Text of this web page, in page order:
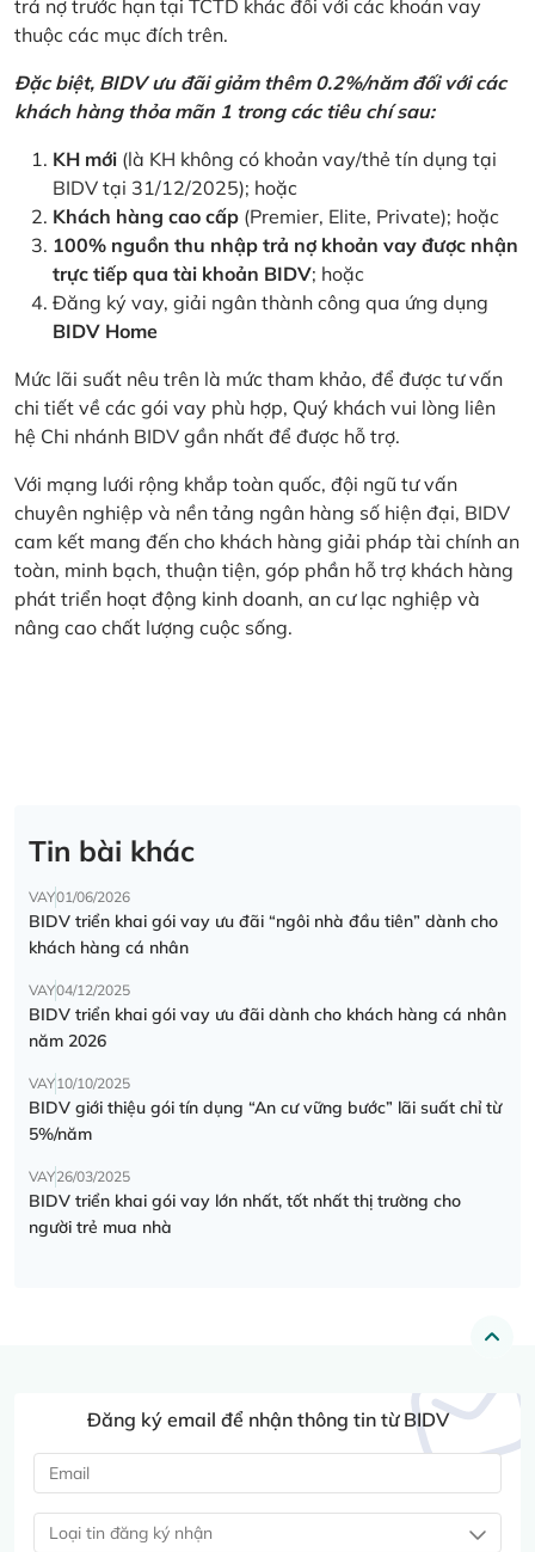
trả nợ trước hạn tại TCTD khác đối với các khoản vay
thuộc các mục đích trên.
Đặc biệt, BIDV ưu đãi giảm thêm 0.2%/năm đối với các
khách hàng thỏa mãn 1 trong các tiêu chí sau:
KH mới (là KH không có khoản vay/thẻ tín dụng tại
BIDV tại 31/12/2025); hoặc
Khách hàng cao cấp (Premier, Elite, Private); hoặc
100% nguồn thu nhập trả nợ khoản vay được nhận
trực tiếp qua tài khoản BIDV; hoặc
Đăng ký vay, giải ngân thành công qua ứng dụng
BIDV Home
Mức lãi suất nêu trên là mức tham khảo, để được tư vấn
chi tiết về các gói vay phù hợp, Quý khách vui lòng liên
hệ Chi nhánh BIDV gần nhất để được hỗ trợ.
Với mạng lưới rộng khắp toàn quốc, đội ngũ tư vấn
chuyên nghiệp và nền tảng ngân hàng số hiện đại, BIDV
cam kết mang đến cho khách hàng giải pháp tài chính an
toàn, minh bạch, thuận tiện, góp phần hỗ trợ khách hàng
phát triển hoạt động kinh doanh, an cư lạc nghiệp và
nâng cao chất lượng cuộc sống.
Tin bài khác
VAY01/06/2026
BIDV triển khai gói vay ưu đãi “ngôi nhà đầu tiên” dành cho
khách hàng cá nhân
VAY04/12/2025
BIDV triển khai gói vay ưu đãi dành cho khách hàng cá nhân
năm 2026
VAY10/10/2025
BIDV giới thiệu gói tín dụng “An cư vững bước” lãi suất chỉ từ
5%/năm
VAY26/03/2025
BIDV triển khai gói vay lớn nhất, tốt nhất thị trường cho
người trẻ mua nhà
Đăng ký email để nhận thông tin từ BIDV
Loại tin đăng ký nhận